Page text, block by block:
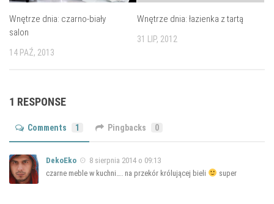
Wnętrze dnia: czarno-biały
salon
14 PAŹ, 2013
Wnętrze dnia: łazienka z tartą
31 LIP, 2012
1 RESPONSE
Comments 1 Pingbacks 0
DekoEko
8 sierpnia 2014 o 09:13
czarne meble w kuchni…. na przekór królującej bieli
super